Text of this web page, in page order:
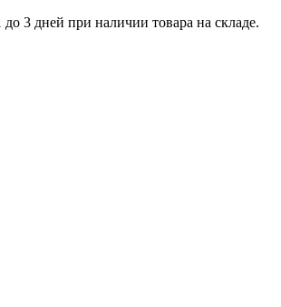
3 дней при наличии товара на складе.